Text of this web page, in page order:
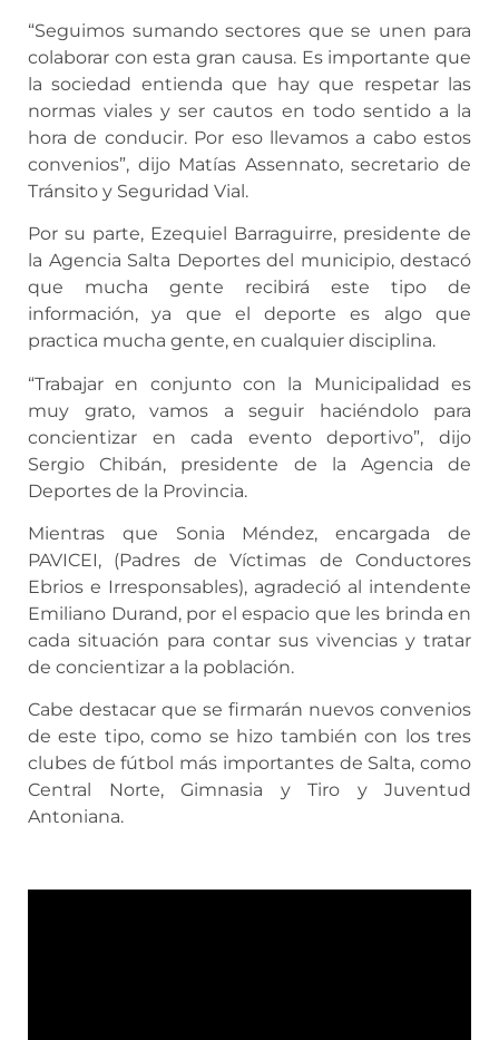
“Seguimos sumando sectores que se unen para
colaborar con esta gran causa. Es importante que
la sociedad entienda que hay que respetar las
normas viales y ser cautos en todo sentido a la
hora de conducir. Por eso llevamos a cabo estos
convenios”, dijo Matías Assennato, secretario de
Tránsito y Seguridad Vial.
Por su parte, Ezequiel Barraguirre, presidente de
la Agencia Salta Deportes del municipio, destacó
que mucha gente recibirá este tipo de
información, ya que el deporte es algo que
practica mucha gente, en cualquier disciplina.
“Trabajar en conjunto con la Municipalidad es
muy grato, vamos a seguir haciéndolo para
concientizar en cada evento deportivo”, dijo
Sergio Chibán, presidente de la Agencia de
Deportes de la Provincia.
Mientras que Sonia Méndez, encargada de
PAVICEI, (Padres de Víctimas de Conductores
Ebrios e Irresponsables), agradeció al intendente
Emiliano Durand, por el espacio que les brinda en
cada situación para contar sus vivencias y tratar
de concientizar a la población.
Cabe destacar que se firmarán nuevos convenios
de este tipo, como se hizo también con los tres
clubes de fútbol más importantes de Salta, como
Central Norte, Gimnasia y Tiro y Juventud
Antoniana.